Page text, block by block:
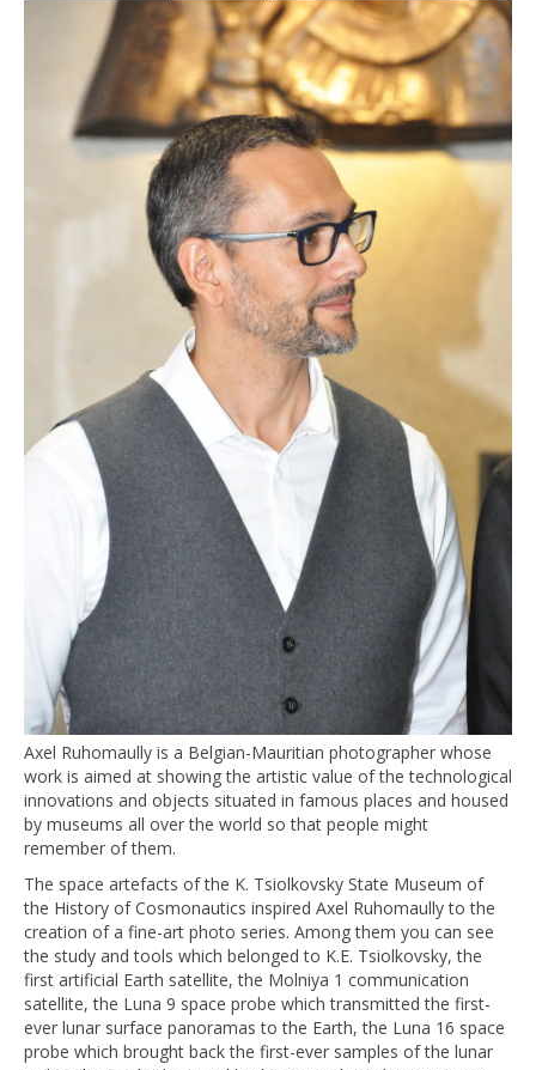
Axel Ruhomaully is a Belgian-Mauritian photographer whose
work is aimed at showing the artistic value of the technological
innovations and objects situated in famous places and housed
by museums all over the world so that people might
remember of them.
The space artefacts of the K. Tsiolkovsky State Museum of
the History of Cosmonautics inspired Axel Ruhomaully to the
creation of a fine-art photo series. Among them you can see
the study and tools which belonged to K.E. Tsiolkovsky, the
first artificial Earth satellite, the Molniya 1 communication
satellite, the Luna 9 space probe which transmitted the first-
ever lunar surface panoramas to the Earth, the Luna 16 space
probe which brought back the first-ever samples of the lunar